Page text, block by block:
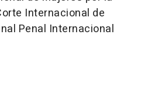
Internacional de
Penal Internacional